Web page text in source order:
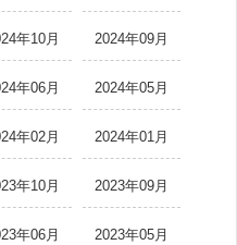
年10月 2024年09月
年06月 2024年05月
年02月 2024年01月
年10月 2023年09月
年06月 2023年05月